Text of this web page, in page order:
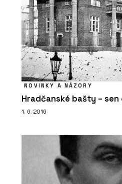
Fragranitový
NOVINKY A NÁZORY
Hradčanské bašty –
1. 6. 2016